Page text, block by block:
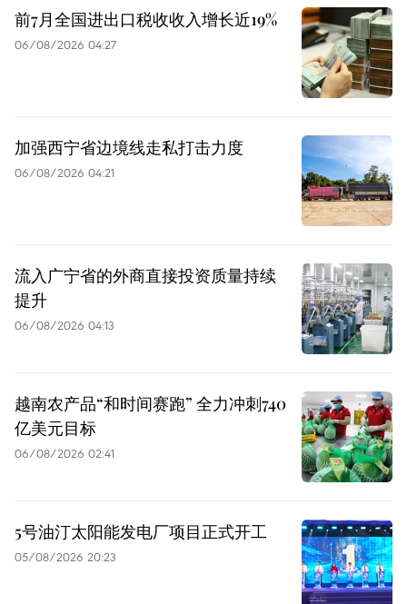
前7月全国进出口税收收入增长近19%
06/08/2026 04:27
加强西宁省边境线走私打击力度
06/08/2026 04:21
流入广宁省的外商直接投资质量持续
提升
06/08/2026 04:13
越南农产品“和时间赛跑” 全力冲刺740
亿美元目标
06/08/2026 02:41
5号油汀太阳能发电厂项目正式开工
05/08/2026 20:23